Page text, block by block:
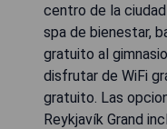
centro de la
spa de bienestar,
gratuito al
disfrutar de WiFi
gratuito. Las
Reykjavík Grand